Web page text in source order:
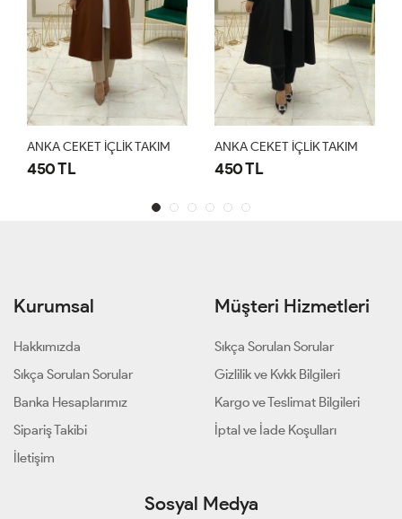
ANKA CEKET İÇLİK TAKIM
450 TL
ANKA CEKET İÇLİK TAKIM
450 TL
Kurumsal
Hakkımızda
Sıkça Sorulan Sorular
Banka Hesaplarımız
Sipariş Takibi
İletişim
Müşteri Hizmetleri
Sıkça Sorulan Sorular
Gizlilik ve Kvkk Bilgileri
Kargo ve Teslimat Bilgileri
İptal ve İade Koşulları
Sosyal Medya